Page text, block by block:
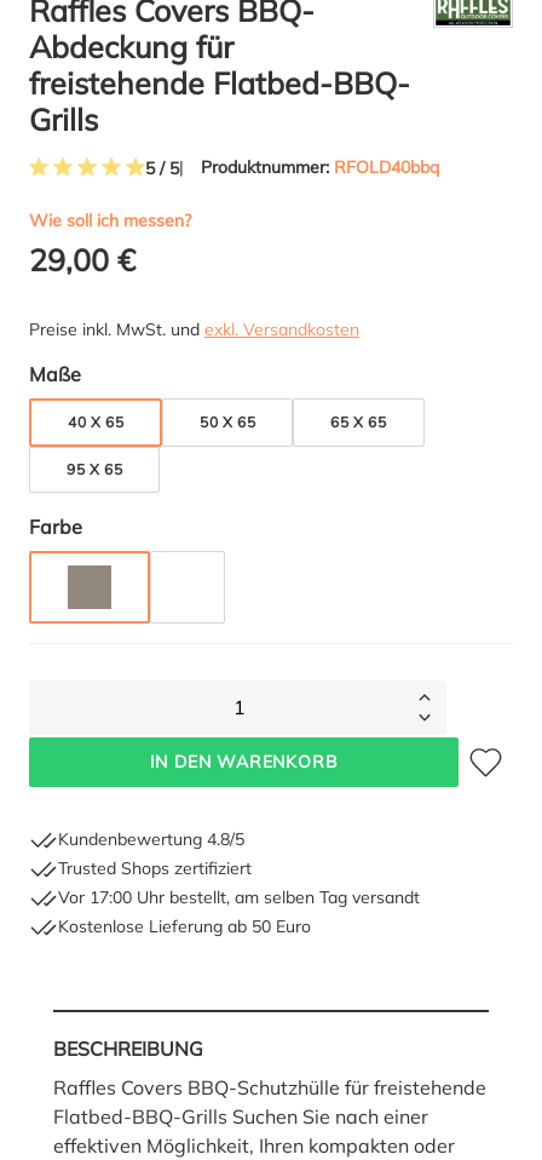
Raffles Covers BBQ-
Abdeckung für
freistehende Flatbed-BBQ-
Grills
5 / 5 Produktnummer: RFOLD40bbq
Wie soll ich messen?
29,00 €
Preise inkl. MwSt. und exkl. Versandkosten
Maßeauswählen
40 X 65 50 X 65 65 X 65
95 X 65
Farbeauswählen
1
IN DEN WARENKORB
Zum
Kundenbewertung 4.8/5
Trusted Shops zertifiziert
Vor 17:00 Uhr bestellt, am selben Tag versandt
Kostenlose Lieferung ab 50 Euro
BESCHREIBUNG
Raffles Covers BBQ-Schutzhülle für freistehende
Flatbed-BBQ-Grills Suchen Sie nach einer
effektiven Möglichkeit, Ihren kompakten oder